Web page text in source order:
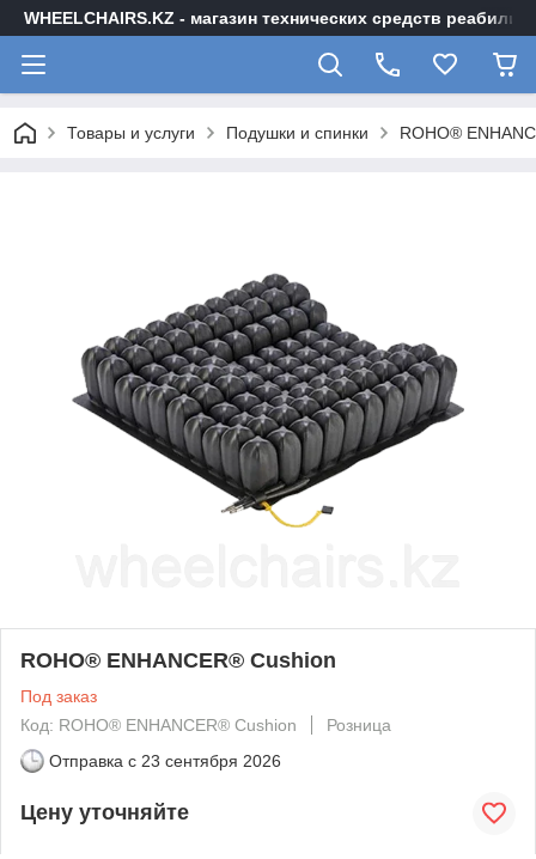
WHEELCHAIRS.KZ - магазин технических средств
Товары и услуги Подушки и спинки ROHO®
ROHO® ENHANCER® Cushion
Под заказ
Код: ROHO® ENHANCER® Cushion
Розница
Отправка с 23 сентября 2026
Цену уточняйте